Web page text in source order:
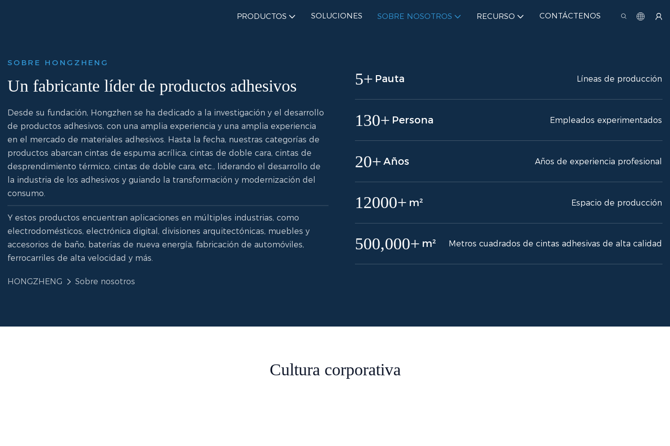
PRODUCTOS SOLUCIONES SOBRE NOSOTROS RECURSO CONTÁCTENOS
SOBRE HONGZHENG
Un fabricante líder de productos adhesivos
Desde su fundación, Hongzhen se ha dedicado a la investigación y el desarrollo
de productos adhesivos, con una amplia experiencia y una amplia experiencia
en el mercado de materiales adhesivos. Hasta la fecha, nuestras categorías de
productos abarcan cintas de espuma acrílica, cintas de doble cara, cintas de
desprendimiento térmico, cintas de doble cara, etc., liderando el desarrollo de
la industria de los adhesivos y guiando la transformación y modernización del
consumo.
Y estos productos encuentran aplicaciones en múltiples industrias, como
electrodomésticos, electrónica digital, divisiones arquitectónicas, muebles y
accesorios de baño, baterías de nueva energía, fabricación de automóviles,
ferrocarriles de alta velocidad y más.
HONGZHENG Sobre nosotros
5+ Pauta Líneas de producción
130+ Persona Empleados experimentados
20+ Años Años de experiencia profesional
12000+ m² Espacio de producción
500,000+ m² Metros cuadrados de cintas adhesivas de alta calidad
Cultura corporativa